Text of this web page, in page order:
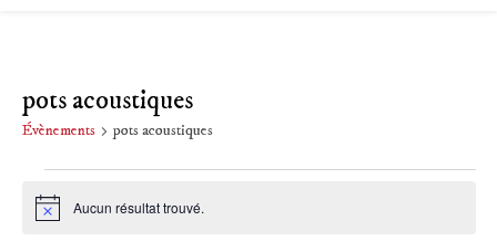
pots acoustiques
Évènements pots acoustiques
Évènements
Notice Aucun résultat trouvé.